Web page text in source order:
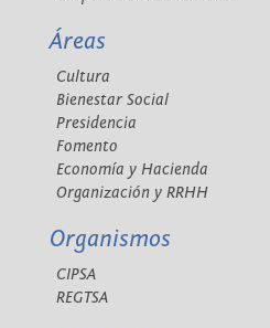
Áreas
Cultura
Bienestar Social
Presidencia
Fomento
Economía y Hacienda
Organización y RRHH
Organismos
CIPSA
REGTSA